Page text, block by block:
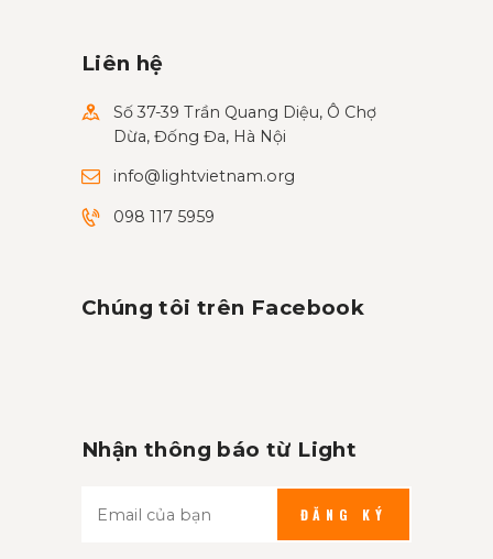
Liên hệ
Số 37-39 Trần Quang Diệu, Ô Chợ
Dừa, Đống Đa, Hà Nội
info@lightvietnam.org
098 117 5959
Chúng tôi trên Facebook
Nhận thông báo từ Light
ĐĂNG KÝ